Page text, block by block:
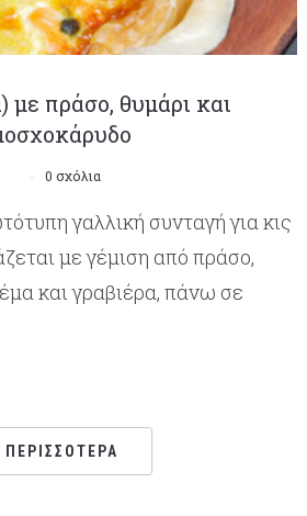
με πράσο, θυμάρι και
0 σχόλια
γαλλική συνταγή για κις
με γέμιση από πράσο,
και γραβιέρα, πάνω σε
ΠΕΡΙΣΣΌΤΕΡΑ